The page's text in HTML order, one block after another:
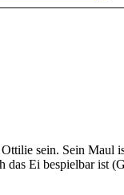
sein. Sein
das Ei bespielbar ist